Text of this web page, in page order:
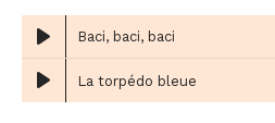
Baci, baci, baci
La torpédo bleue